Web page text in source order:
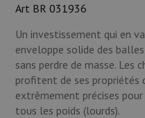
Art BR 031936
Un investissement qui en
enveloppe solide des
sans perdre de masse. Les
profitent de ses propriétés
extrêmement précises
tous les poids (lourds).
Munitions
Armes
Lampes et accessoires